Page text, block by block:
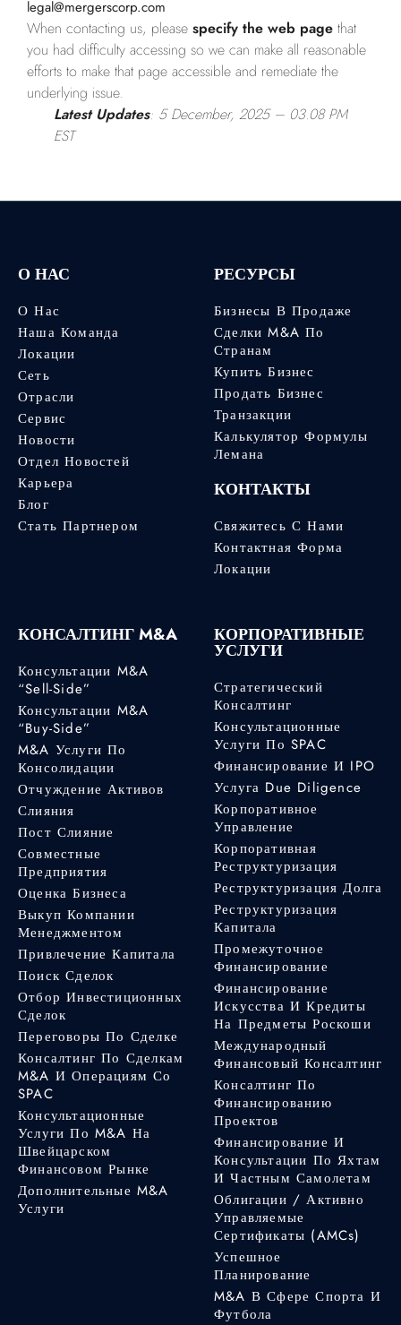
legal@mergerscorp.com
When contacting us, please specify the web page that
you had difficulty accessing so we can make all reasonable
efforts to make that page accessible and remediate the
underlying issue.
Latest Updates: 5 December, 2025– 03.08 PM
EST
О НАС
О Нас
Наша Команда
Локации
Сеть
Отрасли
Сервис
Новости
Отдел Новостей
Карьера
Блог
Стать Партнером
РЕСУРСЫ
Бизнесы В Продаже
Сделки M&A По
Странам
Купить Бизнес
Продать Бизнес
Транзакции
Калькулятор Формулы
Лемана
КОНТАКТЫ
Свяжитесь С Нами
Контактная Форма
Локации
КОНСАЛТИНГ M&A
Консультации M&A
“Sell-Side”
Консультации M&A
“Buy-Side”
M&A Услуги По
Консолидации
Отчуждение Активов
Слияния
Пост Слияние
Совместные
Предприятия
Оценка Бизнеса
Выкуп Компании
Менеджментом
Привлечение Капитала
Поиск Сделок
Отбор Инвестиционных
Сделок
Переговоры По Сделке
Консалтинг По Сделкам
M&A И Операциям Со
SPAC
Консультационные
Услуги По M&A На
Швейцарском
Финансовом Рынке
Дополнительные M&A
Услуги
КОРПОРАТИВНЫЕ
УСЛУГИ
Стратегический
Консалтинг
Консультационные
Услуги По SPAC
Финансирование И IPO
Услуга Due Diligence
Корпоративное
Управление
Корпоративная
Реструктуризация
Реструктуризация Долга
Реструктуризация
Капитала
Промежуточное
Финансирование
Финансирование
Искусства И Кредиты
На Предметы Роскоши
Международный
Финансовый Консалтинг
Консалтинг По
Финансированию
Проектов
Финансирование И
Консультации По Яхтам
И Частным Самолетам
Облигации / Активно
Управляемые
Сертификаты (AMCs)
Успешное
Планирование
M&A В Сфере Спорта И
Футбола